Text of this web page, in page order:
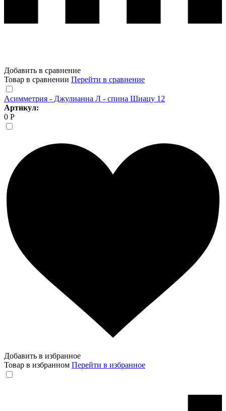
Добавить в сравнение
Товар в сравнении Перейти в сравнение
Асимметрия - Джулианна Л - спина Шиацу 12
Артикул:
0 Р
Добавить в избранное
Товар в избранном Перейти в избранное